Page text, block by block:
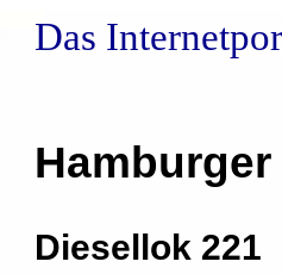
Das
Diesellok 221